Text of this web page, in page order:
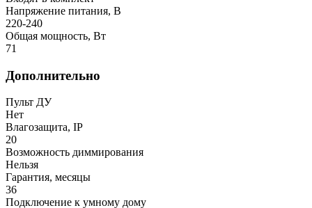
Напряжение питания, В
220-240
Общая мощность, Вт
71
Дополнительно
Пульт ДУ
Нет
Влагозащита, IP
20
Возможность диммирования
Нельзя
Гарантия, месяцы
36
Подключение к умному дому